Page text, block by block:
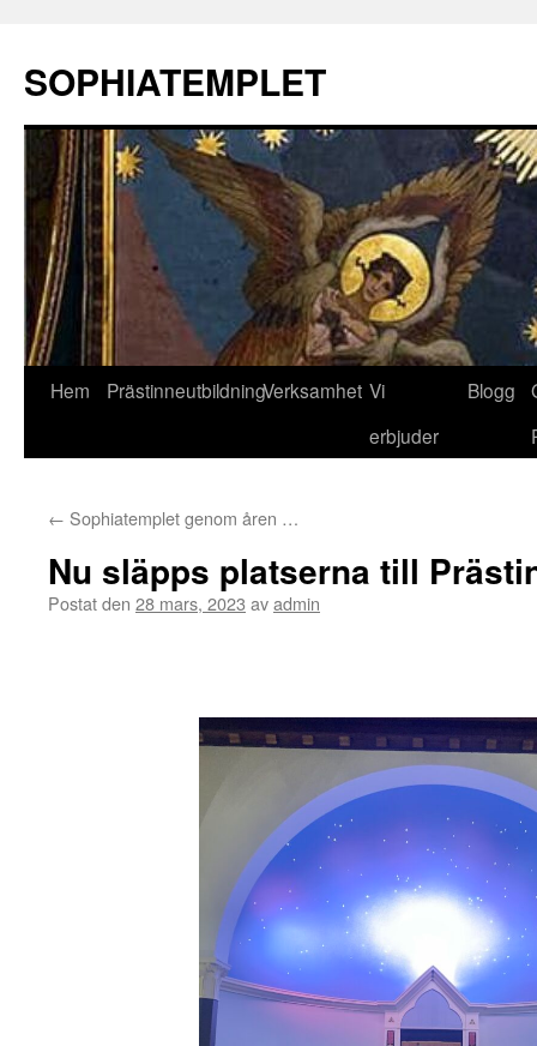
innehåll
SOPHIATEMPLET
Hem PrästinneutbildningVerksamhet Vi
erbjuder
Blogg
← Sophiatemplet genom åren …
Nu släpps platserna till
Postat den 28 mars, 2023 avadmin